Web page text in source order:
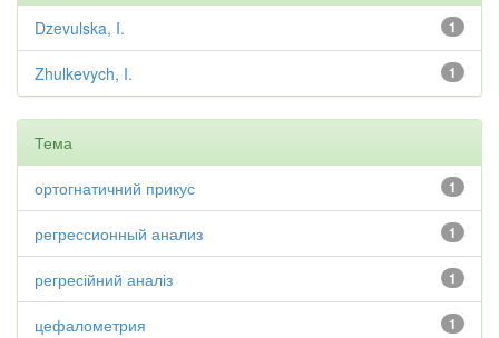
1
Dzevulska, I.
1
Zhulkevych, I.
Тема
1
ортогнатичний прикус
1
регрессионный анализ
1
регресійний аналіз
1
цефалометрия